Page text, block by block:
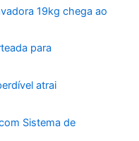
19kg chega ao
para
atrai
Sistema de